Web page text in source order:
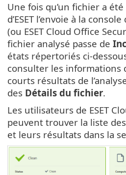
Une fois qu’un fichier a été
d’ESET l’envoie à la
(ou ESET Cloud Office
fichier analysé passe de
états répertoriés ci-
consulter les informations
courts résultats de
des Détails du fichier.
Les utilisateurs de ESET
peuvent trouver la liste
et leurs résultats dans la